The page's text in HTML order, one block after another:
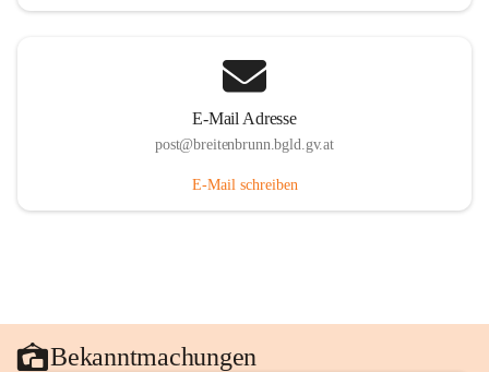
E-Mail Adresse
post@breitenbrunn.bgld.gv.at
E-Mail schreiben
Bekanntmachungen